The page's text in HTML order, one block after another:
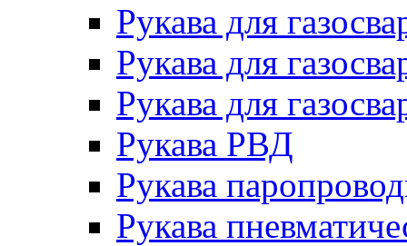
Рукава для
Рукава для
Рукава для
Рукава РВД
Рукава
Рукава